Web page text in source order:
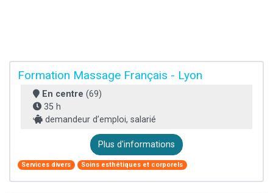
Formation Massage Français - Lyon
En centre (69)
35 h
demandeur d’emploi, salarié
Plus d'informations
Services divers Soins esthétiques et corporels